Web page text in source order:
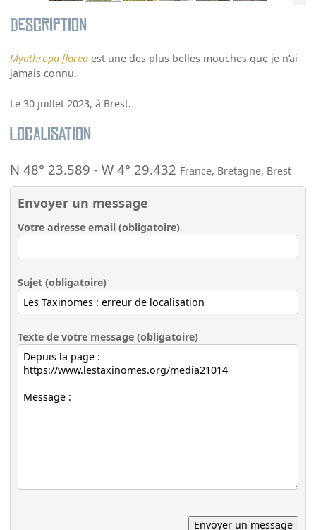
Description
Myathropa florea est une des plus belles mouches que je n’ai
jamais connu.
Le 30 juillet 2023, à Brest.
Localisation
N 48° 23.589 -W 4° 29.432 France, Bretagne, Brest
Envoyer un message
Votre adresse email (obligatoire)
Sujet (obligatoire)
Texte de votre message (obligatoire)